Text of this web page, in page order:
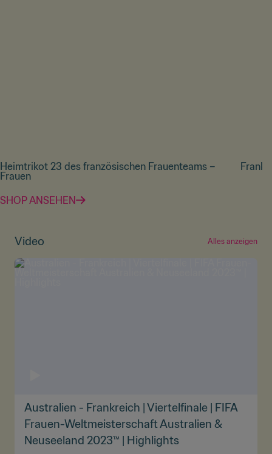
Heimtrikot 23 des französischen Frauenteams –
Frauen
SHOP ANSEHEN
Video Alles anzeigen
Australien - Frankreich | Viertelfinale | FIFA
Frauen-Weltmeisterschaft Australien &
Neuseeland 2023™ | Highlights